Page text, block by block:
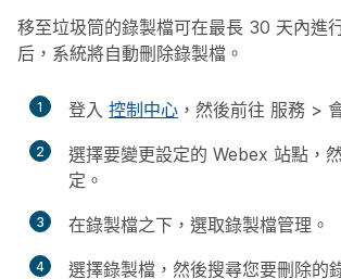
移至垃圾筒的錄製檔可在最長 30 天內進
后，系統將自動刪除錄製檔。
1 登入 控制中心 ，然後前往 服務 >
2 選擇要變更設定的 Webex 站點，
定 。
3 在錄製檔之下，選取錄製檔管理 。
4 選擇錄製檔 ，然後搜尋您要刪除的